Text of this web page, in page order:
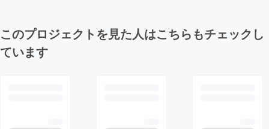
このプロジェクトを見た人はこちらもチェックし
ています